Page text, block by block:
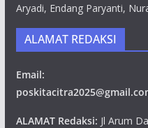
Aryadi, Endang Paryanti,
ALAMAT REDAKSI
Email:
ALAMAT Redaksi: Jl Arum